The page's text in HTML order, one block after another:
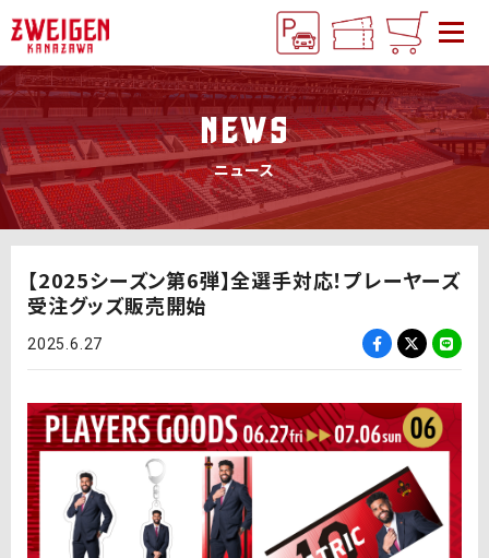
NEWS
ニュース
【2025シーズン第6弾】全選手対応！プレーヤーズ
受注グッズ販売開始
2025.6.27